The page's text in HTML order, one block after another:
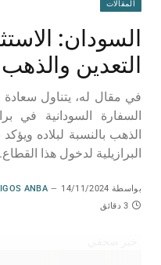
المقالات
السودان:
التعدين
في مقال له، يتناول سعادة
السفارة السودانية في
الذهب بالنسبة لبلاده
البرازيلية لدخول هذا القطاع.
بواسطة ANBA 14/11/2024
3 دقائق